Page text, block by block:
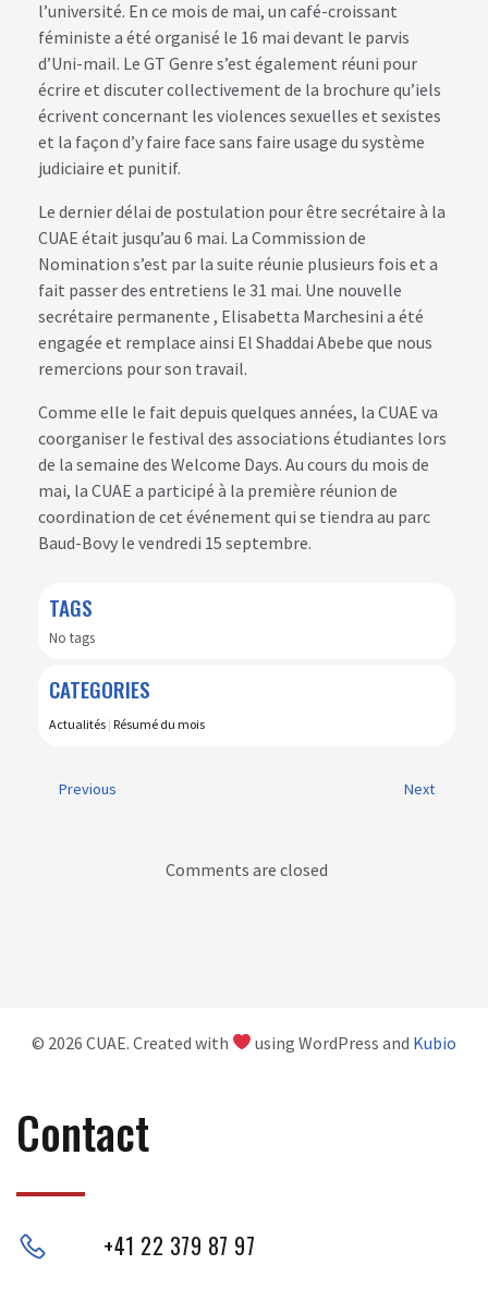
l’université. En ce mois de mai, un café-croissant
féministe a été organisé le 16 mai devant le parvis
d’Uni-mail. Le GT Genre s’est également réuni pour
écrire et discuter collectivement de la brochure qu’iels
écrivent concernant les violences sexuelles et sexistes
et la façon d’y faire face sans faire usage du système
judiciaire et punitif.
Le dernier délai de postulation pour être secrétaire à la
CUAE était jusqu’au 6 mai. La Commission de
Nomination s’est par la suite réunie plusieurs fois et a
fait passer des entretiens le 31 mai. Une nouvelle
secrétaire permanente , Elisabetta Marchesini a été
engagée et remplace ainsi El Shaddai Abebe que nous
remercions pour son travail.
Comme elle le fait depuis quelques années, la CUAE va
coorganiser le festival des associations étudiantes lors
de la semaine des Welcome Days. Au cours du mois de
mai, la CUAE a participé à la première réunion de
coordination de cet événement qui se tiendra au parc
Baud-Bovy le vendredi 15 septembre.
TAGS
No tags
CATEGORIES
Actualités | Résumé du mois
Previous Next
Comments are closed
© 2026 CUAE. Created with using WordPress and Kubio
Contact
+41 22 379 87 97